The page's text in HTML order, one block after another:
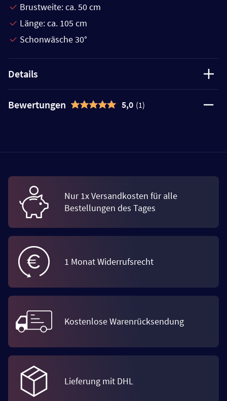
Brustweite: ca. 50 cm
Länge: ca. 105 cm
Schonwäsche 30°
Details
Bewertungen 5,0 (1)
Nur 1x Versandkosten für alle
Bestellungen des Tages
1 Monat Widerrufsrecht
Kostenlose Warenrücksendung
Lieferung mit DHL